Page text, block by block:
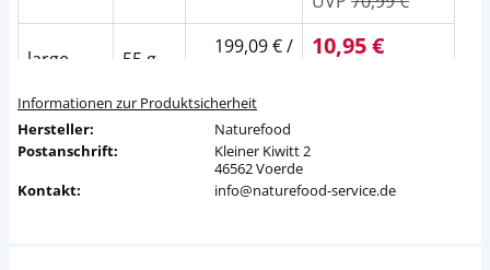
large 55 g
199,09 € /
10,95 €
large
132,92 € /
kg
large 99,79 € / kg 23,95 €
Informationen zur Produktsicherheit
Hersteller:
Naturefood
Postanschrift:
Kleiner Kiwitt 2
46562 Voerde
Kontakt:
info@naturefood-service.de